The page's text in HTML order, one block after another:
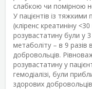
слабкою чи помірною
У пацієнтів із
(кліренс креатиніну
розувастатину були у
метаболіту – в 9
добровольців.
розувастатину у
гемодіалізі, були
здорових